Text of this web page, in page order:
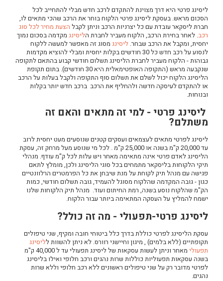
ליסינג
ליסינג מימוני
ליסינג תפעולי
ליסינג פרטי
השכרת רכב
חפשו רכב בקטלוג
מכירת רכבים
כתבות ליסינג
ליסינג פרטי היא דרך מצוינת להתקדם לרכב חדש מבלי להתחייב לכל
הסכום מראש. בעסקת ליסינג פרטי הלקוח בוחר את הרכב שהכי מתאים לו,
חברת ליסקאר עובדת עם כל יצרניות הרכב וניתן לקבל הצעת מחיר לכל סוג
רכב. לאחר בחירת הרכב, הלקוח מעביר לחברת הליסינג מקדמה בסכום נמוך
יחסית, ומקבל את הרכב שבחר. ליסינג מסוג זה מאפשר למעשה ללקוח
לנסוע על רכב חדש כל 30 חודשים בקלות יחסית ומבלי להוציא מקדמות
גבוהות - הלקוח מעביר לחברת הליסינג תשלום חודשי קבוע בהתאם לתקופה
שנקבעה מראש (התקופה האופטימאלית היא 30 חודשים). בתום תקופת
הליסינג הלקוח יכול לשלם את תשלום סוף התקופה ולקבל בעלות על הרכב
או להתקדם לעיסקה חדשה ולהחליף את הרכב ברכב חדש יותר בקלות
ובנוחות.
ליסינג פרטי - למי זה מתאים והאם זה
משתלם?
ליסינג לפרטי מתאים לעצמאים ועסקים קטנים שנוסעים מעט יחסית לרוב
עד 20,000 ק"מ בשנה או 25,000 ק"מ . לכל מי שנוסע מעל מרחק זה, עסקת
הליסינג לאדם פרטי אינה מתאימה מאחר ויש עלות לכל ק"מ עודף. מנהלי
תיקי הלקוחות בליסקאר מתמחים בכל סוגי הליסינג ולכן, מומלץ לתאם
פגישה עם מנהל תיק לקוחת על מנת שיבחן את כל הפרמטרים הרלוונטיים
כגון - גובה המקדמה שהלקוח מסוגל להעמיד, גובה תשלום חודשי, כמות
הק"מ שהלקוח נוסע בשנה, רמת החיתום ועוד. מנהל תיק הלקוחות שלנו
ישמח להמליץ על העסקה המתאימה ביותר עבור הלקוח.
ליסינג פרטי-תפעולי - מה זה כולל?
עסקת הליסינג לפרטי כוללת בדרך כלל ביטוחי חובה ומקיף, שני טיפולים
תקופתיים (ללא בלמים) , מיגון וחיישני רוורס. לא ניתן להשוות לליסינג
תפעולי
מאחר וניתן לעשות עסקאות של ליסינג תפעולי עד ל 40,000 ק"מ
בשנה עסקאות תפעוליות כוללות שרות נהגים ורכב חלופי ואילו בליסינג
לפרטי מדובר רק על שני טיפולים ראשונים ללא רכב חלופי וללא שרות
נהגים.